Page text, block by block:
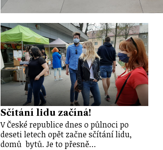
Sčítání lidu začíná!
V České republice dnes o půlnoci po
deseti letech opět začne sčítání lidu,
domů bytů. Je to přesně…